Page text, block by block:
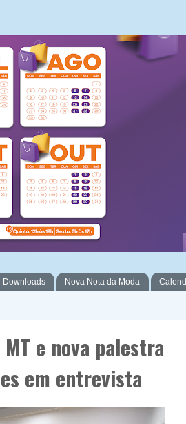
Downloads Nova Nota da Moda
e nova palestra
em entrevista